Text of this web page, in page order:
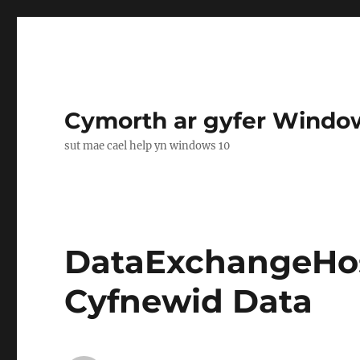
Cymorth ar gyfer
sut mae cael help yn windows 10
Cyfnewid Data